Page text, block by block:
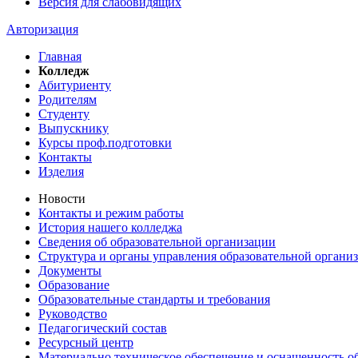
Авторизация
Главная
Колледж
Абитуриенту
Родителям
Студенту
Выпускнику
Курсы проф.подготовки
Контакты
Изделия
Новости
Контакты и режим работы
История нашего колледжа
Сведения об образовательной организации
Структура и органы управления образовательной
Документы
Образование
Образовательные стандарты и требования
Руководство
Педагогический состав
Ресурсный центр